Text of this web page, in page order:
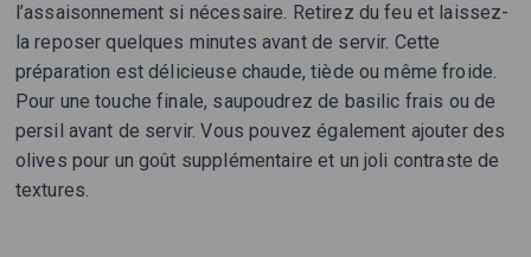
l’assaisonnement si nécessaire. Retirez du feu et laissez-
la reposer quelques minutes avant de servir. Cette
préparation est délicieuse chaude, tiède ou même froide.
Pour une touche finale, saupoudrez de basilic frais ou de
persil avant de servir. Vous pouvez également ajouter des
olives pour un goût supplémentaire et un joli contraste de
textures.